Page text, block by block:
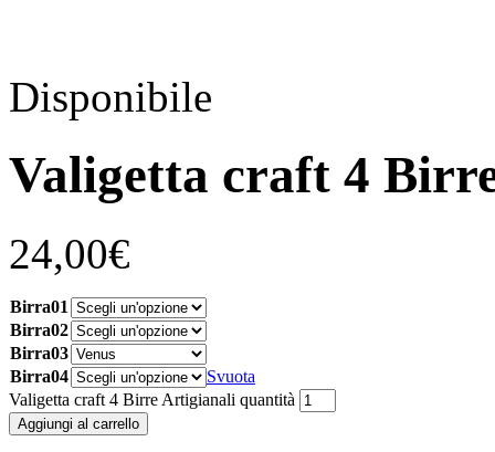
Disponibile
Valigetta craft 4
24,00€
Birra01
Birra02
Birra03
Birra04
Svuota
Valigetta craft 4 Birre Artigianali quantità
Aggiungi al carrello